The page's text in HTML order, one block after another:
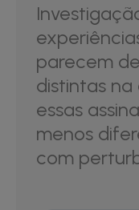
parecem
distintas
essas
menos
com